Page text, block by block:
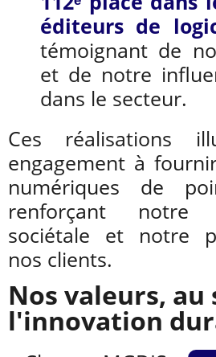
éditeurs de
témoignant de
et de notre
dans le secteur.
Ces réalisations
engagement à
numériques de
renforçant notre
sociétale et notre
nos clients.
Nos valeurs, au
l'innovation